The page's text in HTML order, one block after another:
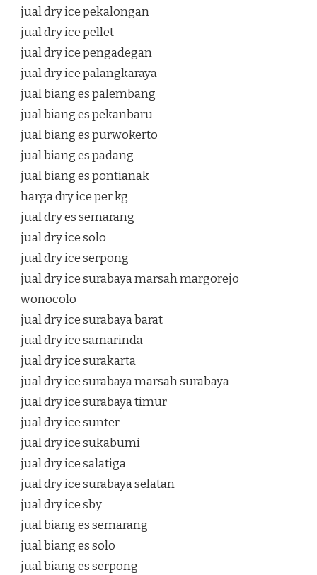
jual dry ice pekalongan
jual dry ice pellet
jual dry ice pengadegan
jual dry ice palangkaraya
jual biang es palembang
jual biang es pekanbaru
jual biang es purwokerto
jual biang es padang
jual biang es pontianak
harga dry ice per kg
jual dry es semarang
jual dry ice solo
jual dry ice serpong
jual dry ice surabaya marsah margorejo
wonocolo
jual dry ice surabaya barat
jual dry ice samarinda
jual dry ice surakarta
jual dry ice surabaya marsah surabaya
jual dry ice surabaya timur
jual dry ice sunter
jual dry ice sukabumi
jual dry ice salatiga
jual dry ice surabaya selatan
jual dry ice sby
jual biang es semarang
jual biang es solo
jual biang es serpong